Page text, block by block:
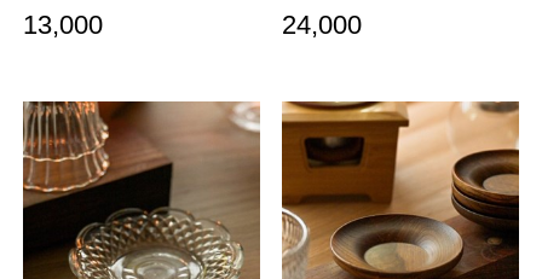
13,000 24,000